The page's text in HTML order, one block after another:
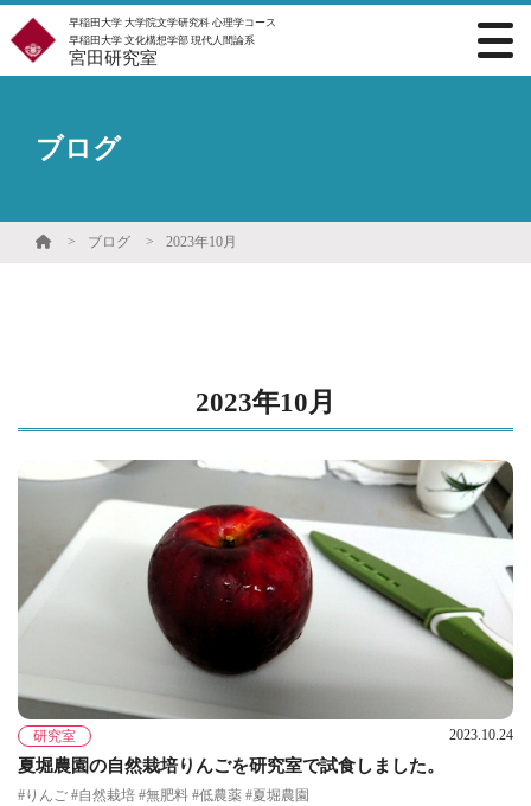
早稲田大学 大学院文学研究科 心理学コース
早稲田大学 文化構想学部 現代人間論系
宮田研究室
ブログ
ブログ 2023年10月
2023年10月
研究室 2023.10.24
夏堀農園の自然栽培りんごを研究室で試食しました。
#りんご #自然栽培 #無肥料 #低農薬 #夏堀農園